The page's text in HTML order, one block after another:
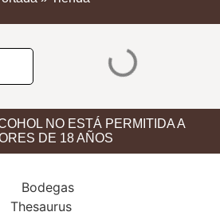
NO ESTÁ PERMITIDA A
DE 18 AÑOS